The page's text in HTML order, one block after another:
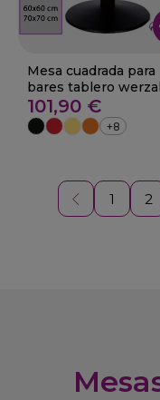
Mesa cuadrada para
bares tablero
29-Selaya
101,90 €
+8
1 2